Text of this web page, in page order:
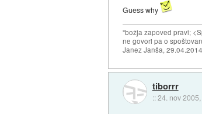
Guess why
"božja zapoved pravi;
ne govori pa o
Janez Janša, 29.04.2014
tiborrr
::24. nov